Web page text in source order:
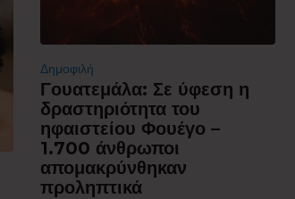
Δημοφιλή
Γουατεμάλα: Σε ύφεση η
δραστηριότητα του
ηφαιστείου Φουέγο –
1.700 άνθρωποι
απομακρύνθηκαν
προληπτικά